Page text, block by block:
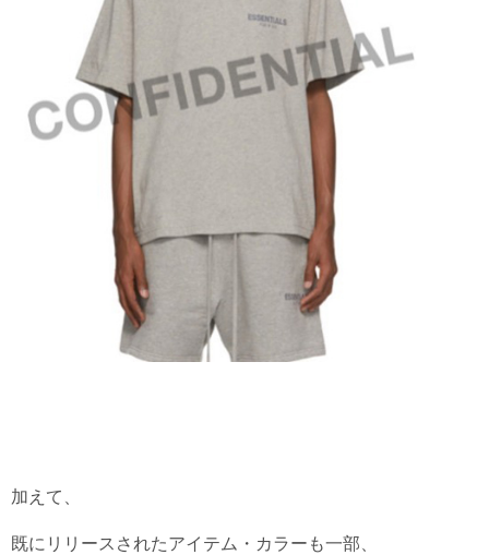
加えて、
既にリリースされたアイテム・カラーも一部、